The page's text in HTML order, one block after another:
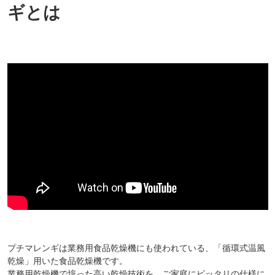
ギとは
プチマレンギは業務用食品乾燥機にも使われている、「循環式温風
乾燥」用いた食品乾燥機です。